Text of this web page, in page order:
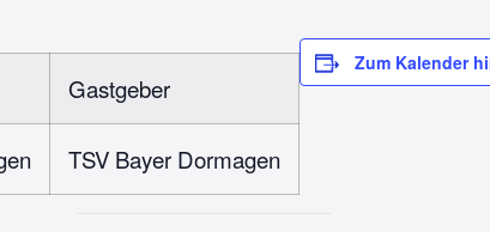
Gastgeber
TSV Bayer Dormagen
Zum Kalender